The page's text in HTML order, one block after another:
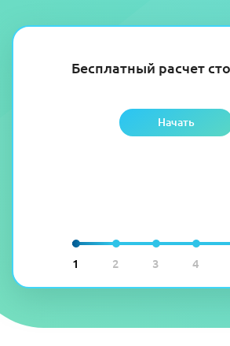
1 2 3 4
Бесплатный расчет
Начать